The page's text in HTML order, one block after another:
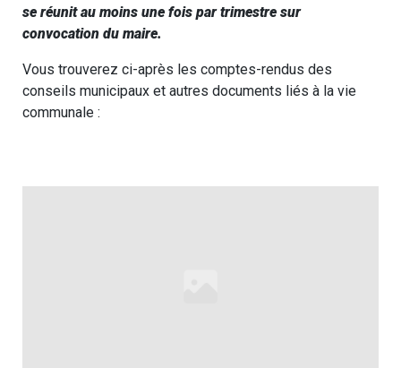
se réunit au moins une fois par trimestre sur
convocation du maire.
Vous trouverez ci-après les comptes-rendus des
conseils municipaux et autres documents liés à la vie
communale :